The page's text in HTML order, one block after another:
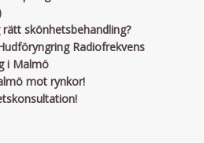
skönhetsbehandling?
Radiofrekvens
i Malmö
mot rynkor!